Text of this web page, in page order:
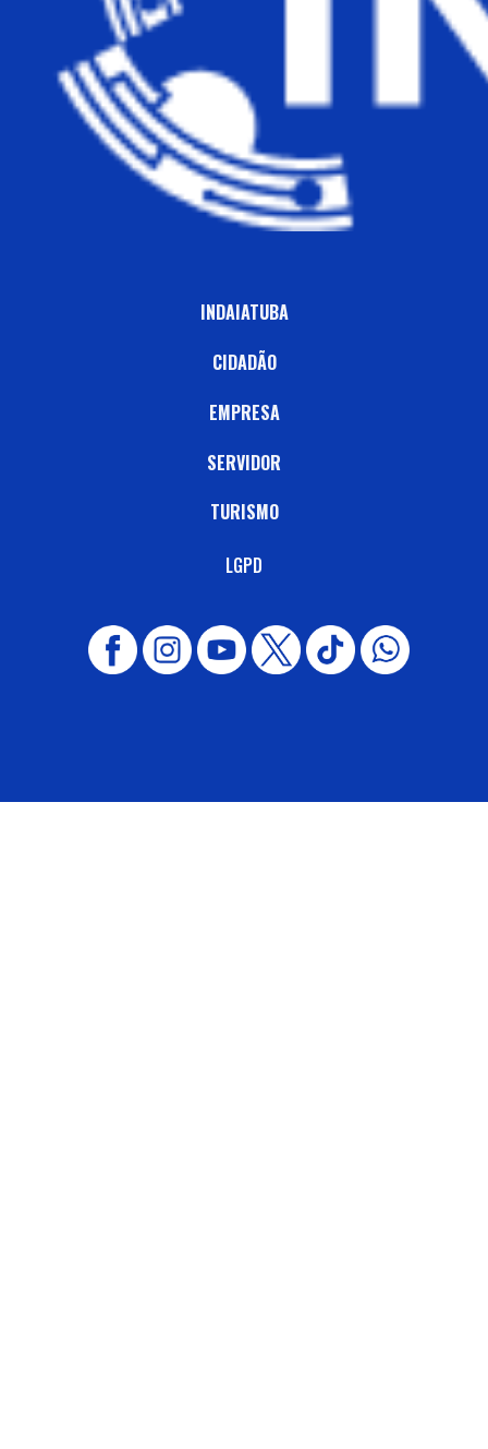
INDAIATUBA
CIDADÃO
EMPRESA
SERVIDOR
TURISMO
LGPD